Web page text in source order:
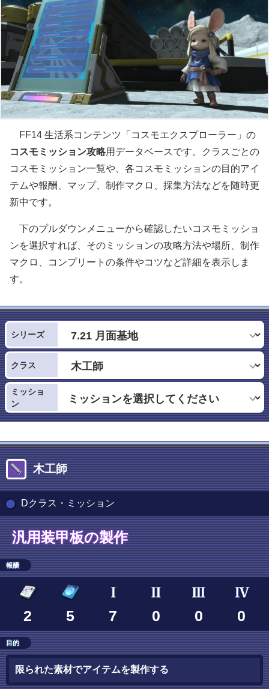
FF14 生活系コンテンツ「コスモエクスプローラー」の
コスモミッション攻略用データベースです。クラスごとの
コスモミッション一覧や、各コスモミッションの目的アイ
テムや報酬、マップ、制作マクロ、採集方法などを随時更
新中です。
下のプルダウンメニューから確認したいコスモミッショ
ンを選択すれば、そのミッションの攻略方法や場所、制作
マクロ、コンプリートの条件やコツなど詳細を表示しま
す。
シリーズ
クラス
ミッショ
ン
木工師
Dクラス・ミッション
汎用装甲板の製作
報酬
2 5 7 0 0 0
目的
限られた素材でアイテムを製作する